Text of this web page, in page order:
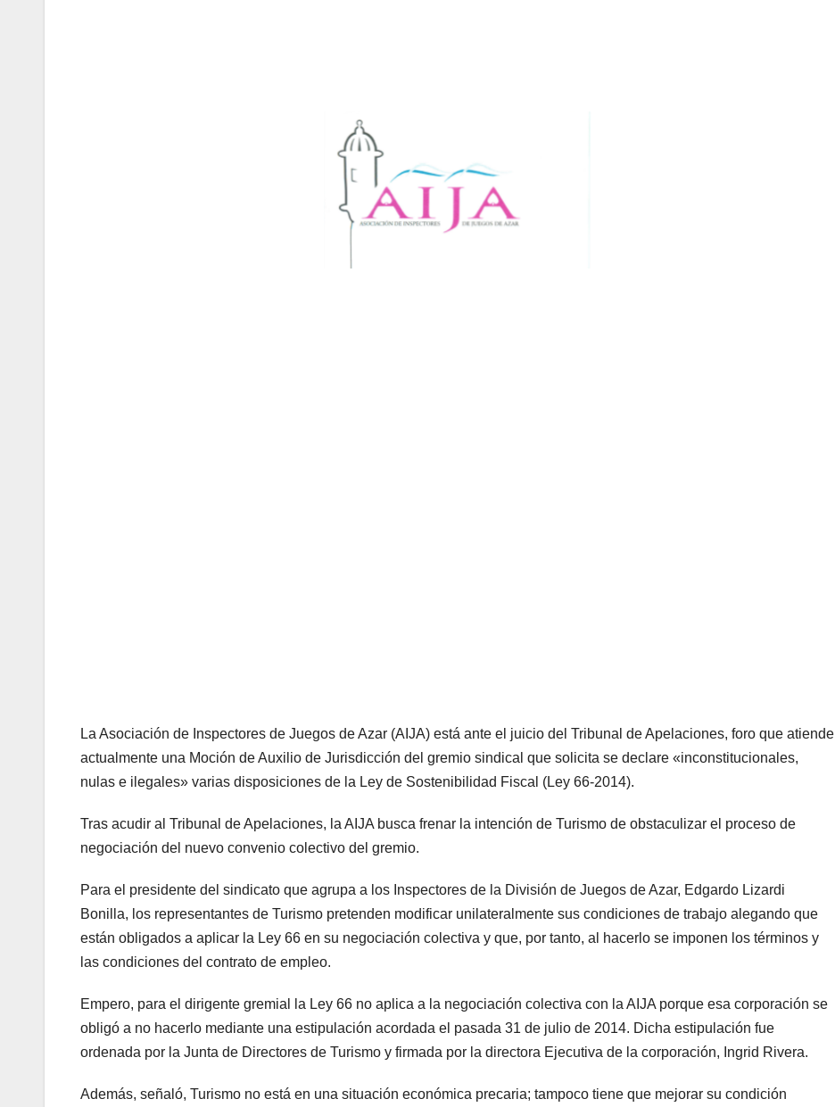
La Asociación de Inspectores de Juegos de Azar (AIJA) está ante el juicio del Tribunal de Apelaciones, foro que atiende
actualmente una Moción de Auxilio de Jurisdicción del gremio sindical que solicita se declare «inconstitucionales,
nulas e ilegales» varias disposiciones de la Ley de Sostenibilidad Fiscal (Ley 66-2014).
Tras acudir al Tribunal de Apelaciones, la AIJA busca frenar la intención de Turismo de obstaculizar el proceso de
negociación del nuevo convenio colectivo del gremio.
Para el presidente del sindicato que agrupa a los Inspectores de la División de Juegos de Azar, Edgardo Lizardi
Bonilla, los representantes de Turismo pretenden modificar unilateralmente sus condiciones de trabajo alegando que
están obligados a aplicar la Ley 66 en su negociación colectiva y que, por tanto, al hacerlo se imponen los términos y
las condiciones del contrato de empleo.
Empero, para el dirigente gremial la Ley 66 no aplica a la negociación colectiva con la AIJA porque esa corporación se
obligó a no hacerlo mediante una estipulación acordada el pasada 31 de julio de 2014. Dicha estipulación fue
ordenada por la Junta de Directores de Turismo y firmada por la directora Ejecutiva de la corporación, Ingrid Rivera.
Además, señaló, Turismo no está en una situación económica precaria; tampoco tiene que mejorar su condición